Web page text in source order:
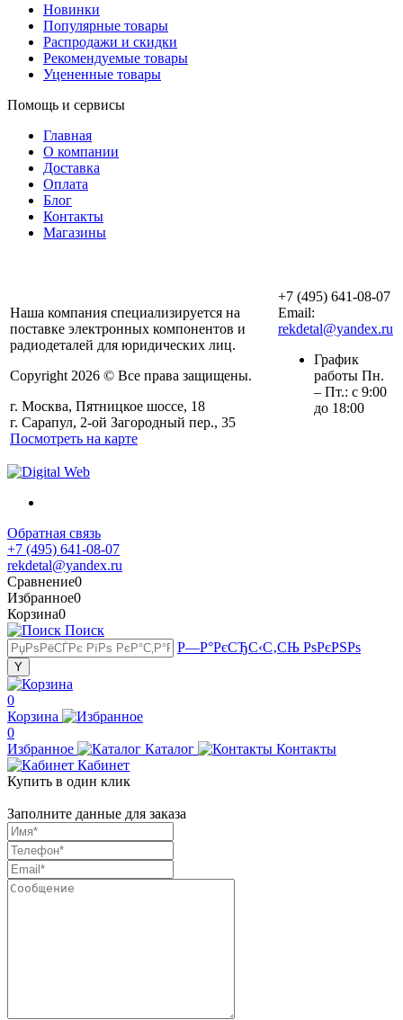
Новинки
Популярные товары
Распродажи и скидки
Рекомендуемые товары
Уцененные товары
Помощь и сервисы
Главная
О компании
Доставка
Оплата
Блог
Контакты
Магазины
Наша компания специализируется на
поставке электронных компонентов и
радиодеталей для юридических лиц.
Copyright 2026 © Все права защищены.
г. Москва, Пятницкое шоссе, 18
г. Сарапул, 2-ой Загородный пер., 35
Посмотреть на карте
+7 (495) 641-08-07
Email:
rekdetal@yandex.ru
График
работы Пн.
– Пт.: с 9:00
до 18:00
Обратная связь
+7 (495) 641-08-07
rekdetal@yandex.ru
Сравнение0
Избранное0
Корзина0
Поиск
Р—Р°РєСЂС‹С‚СЊ РѕРєРЅРѕ
0
Корзина
0
Избранное
Каталог
Контакты
Кабинет
Купить в один клик
Заполните данные для заказа